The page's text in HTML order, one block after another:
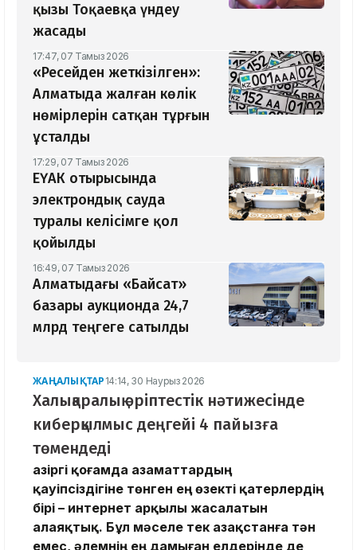
қызы Тоқаевқа үндеу
жасады
17:47, 07 Тамыз 2026
«Ресейден жеткізілген»:
Алматыда жалған көлік
нөмірлерін сатқан тұрғын
ұсталды
17:29, 07 Тамыз 2026
ЕҮАК отырысында
электрондық сауда
туралы келісімге қол
қойылды
16:49, 07 Тамыз 2026
Алматыдағы «Байсат»
базары аукционда 24,7
млрд теңгеге сатылды
ЖАҢАЛЫҚТАР 14:14, 30 Наурыз 2026
Халықаралық әріптестік нәтижесінде
киберқылмыс деңгейі 4 пайызға
төмендеді
Қазіргі қоғамда азаматтардың
қауіпсіздігіне төнген ең өзекті қатерлердің
бірі – интернет арқылы жасалатын
алаяқтық. Бұл мәселе тек Қазақстанға тән
емес, әлемнің ең дамыған елдерінде де